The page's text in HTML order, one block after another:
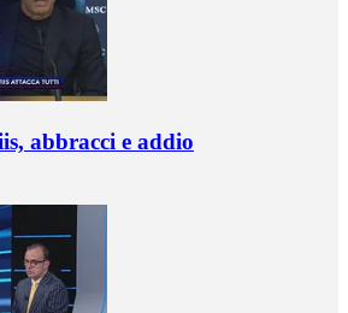
abbracci e addio